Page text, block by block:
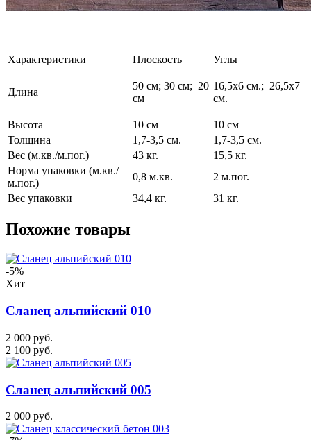
Характеристики Плоскость Углы
Длина
50 см; 30 см; 20
см
16,5х6 см.; 26,5х7
см.
Высота 10 см
10 см
Толщина
1,7-3,5 см.
1,7-3,5 см.
Вес (м.кв./м.пог.)
43 кг.
15,5 кг.
Норма упаковки (м.кв./
м.пог.)
0,8 м.кв.
2 м.пог.
Вес упаковки
34,4 кг. 31 кг.
Похожие товары
-5%
Хит
Сланец альпийский 010
2 000 руб.
2 100 руб.
Сланец альпийский 005
2 000 руб.